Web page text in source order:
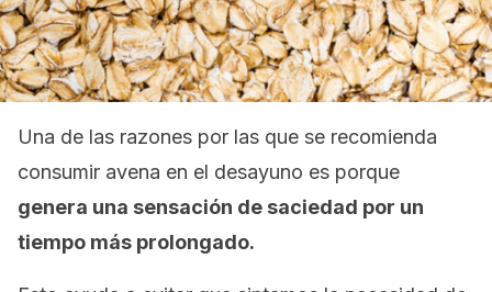
Una de las razones por las que se recomienda
consumir avena en el desayuno es porque
genera una sensación de saciedad por un
tiempo más prolongado.